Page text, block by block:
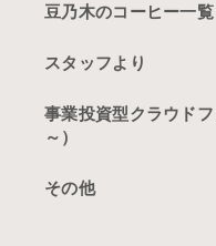
豆乃木のコーヒー一覧
スタッフより
事業投資型クラウド
～）
その他